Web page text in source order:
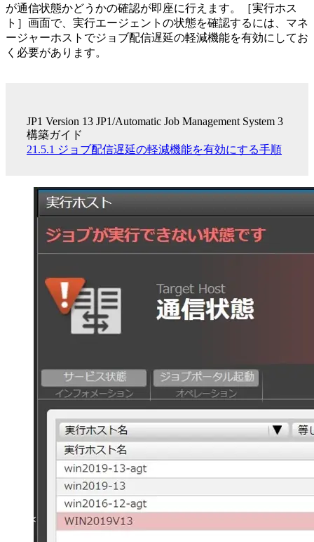
が通信状態かどうかの確認が即座に行えます。［実行ホス
ト］画面で、実行エージェントの状態を確認するには、マネ
ージャーホストでジョブ配信遅延の軽減機能を有効にしてお
く必要があります。
JP1 Version 13 JP1/Automatic Job Management System 3
構築ガイド
21.5.1 ジョブ配信遅延の軽減機能を有効にする手順